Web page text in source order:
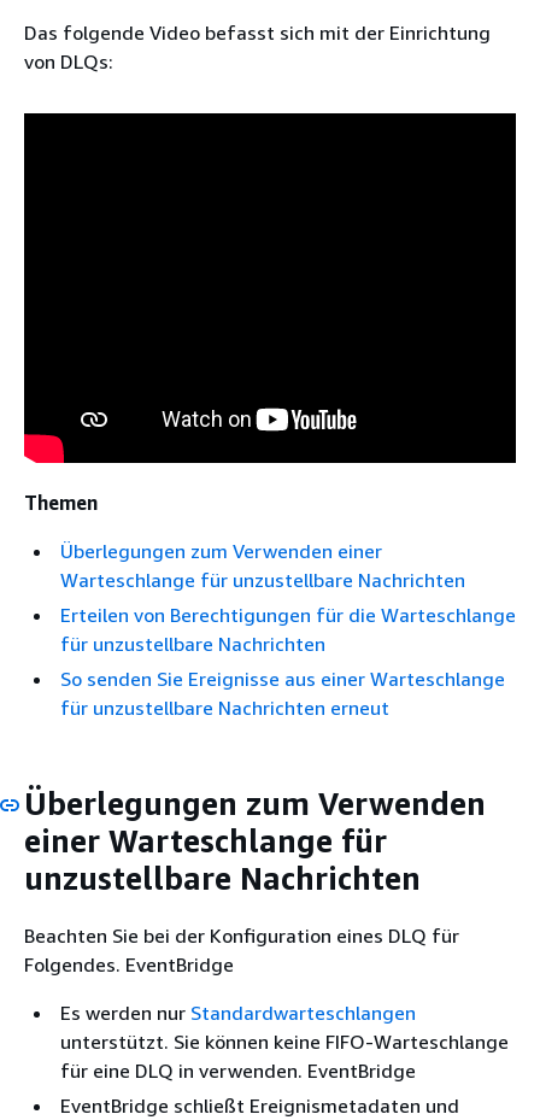
Das folgende Video befasst sich mit der Einrichtung
von DLQs:
Themen
Überlegungen zum Verwenden einer
Warteschlange für unzustellbare Nachrichten
Erteilen von Berechtigungen für die Warteschlange
für unzustellbare Nachrichten
So senden Sie Ereignisse aus einer Warteschlange
für unzustellbare Nachrichten erneut
Überlegungen zum Verwenden
einer Warteschlange für
unzustellbare Nachrichten
Beachten Sie bei der Konfiguration eines DLQ für
Folgendes. EventBridge
Es werden nur Standardwarteschlangen
unterstützt. Sie können keine FIFO-Warteschlange
für eine DLQ in verwenden. EventBridge
EventBridge schließt Ereignismetadaten und